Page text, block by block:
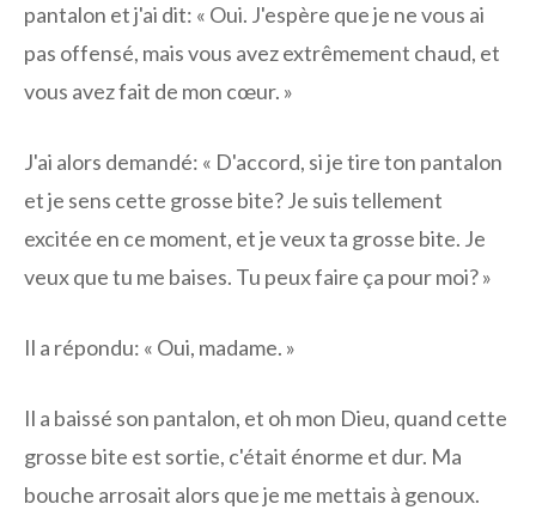
pantalon et j'ai dit: « Oui. J'espère que je ne vous ai
pas offensé, mais vous avez extrêmement chaud, et
vous avez fait de mon cœur. »
J'ai alors demandé: « D'accord, si je tire ton pantalon
et je sens cette grosse bite? Je suis tellement
excitée en ce moment, et je veux ta grosse bite. Je
veux que tu me baises. Tu peux faire ça pour moi? »
Il a répondu: « Oui, madame. »
Il a baissé son pantalon, et oh mon Dieu, quand cette
grosse bite est sortie, c'était énorme et dur. Ma
bouche arrosait alors que je me mettais à genoux.